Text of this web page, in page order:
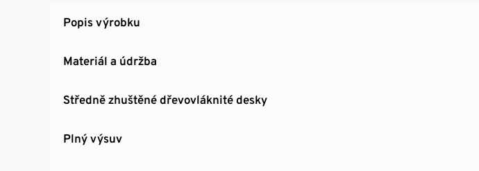
Popis výrobku
Materiál a údržba
Středně zhuštěné dřevovláknité desky
Plný výsuv